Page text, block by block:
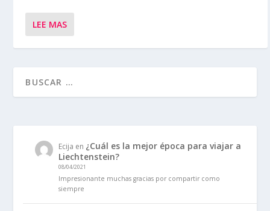
LEE MAS
Ecija en ¿Cuál es la mejor época para viajar a
Liechtenstein?
08/04/2021
Impresionante muchas gracias por compartir como
siempre